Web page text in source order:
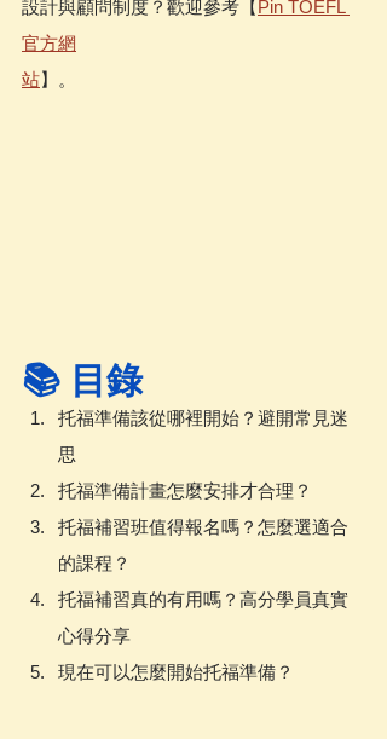
設計與顧問制度？歡迎參考【Pin TOEFL
官方網
站】。
📚 目錄
托福準備該從哪裡開始？避開常見迷
思
托福準備計畫怎麼安排才合理？
托福補習班值得報名嗎？怎麼選適合
的課程？
托福補習真的有用嗎？高分學員真實
心得分享
現在可以怎麼開始托福準備？